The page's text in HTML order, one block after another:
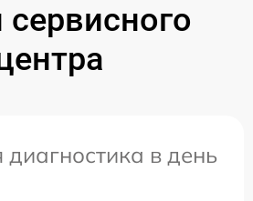
диагностика в день